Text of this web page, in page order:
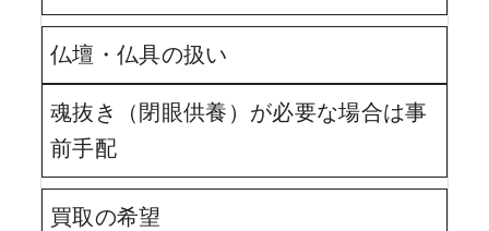
仏壇・仏具の扱い
魂抜き（閉眼供養）が必要な場合は事
前手配
買取の希望